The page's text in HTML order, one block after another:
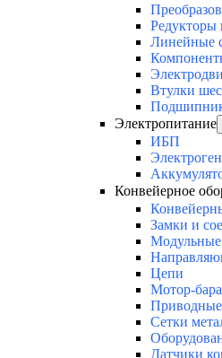
Редукторы
Линейные
Втулки
Электропитание
ИБП
Конвейерное
Замки и
Цепи
Мотор-
Сетки
Датчики